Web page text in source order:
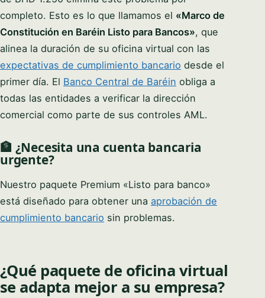
completo. Esto es lo que llamamos el «Marco de
Constitución en Baréin Listo para Bancos», que
alinea la duración de su oficina virtual con las
expectativas de cumplimiento bancario desde el
primer día. El Banco Central de Baréin obliga a
todas las entidades a verificar la dirección
comercial como parte de sus controles AML.
🏦 ¿Necesita una cuenta bancaria
urgente?
Nuestro paquete Premium «Listo para banco»
está diseñado para obtener una aprobación de
cumplimiento bancario sin problemas.
¿Qué paquete de oficina virtual
se adapta mejor a su empresa?